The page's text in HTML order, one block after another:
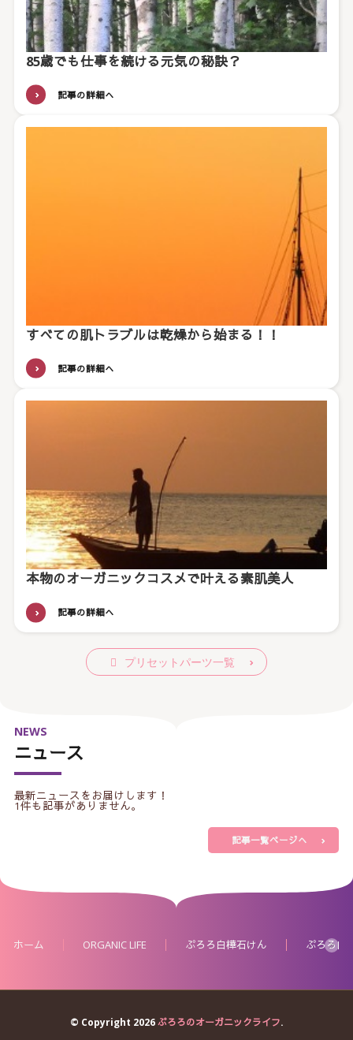
85歳でも仕事を続ける元気の秘訣？
記事の詳細へ
すべての肌トラブルは乾燥から始まる！！
記事の詳細へ
本物のオーガニックコスメで叶える素肌美人
記事の詳細へ
プリセットパーツ一覧
ニュース
NEWS
最新ニュースをお届けします！
1件も記事がありません。
記事一覧ページへ
ホーム ORGANIC LIFE ぷろろ白樺石けん ぷろろ白
© Copyright 2026ぷろろのオーガニックライフ.